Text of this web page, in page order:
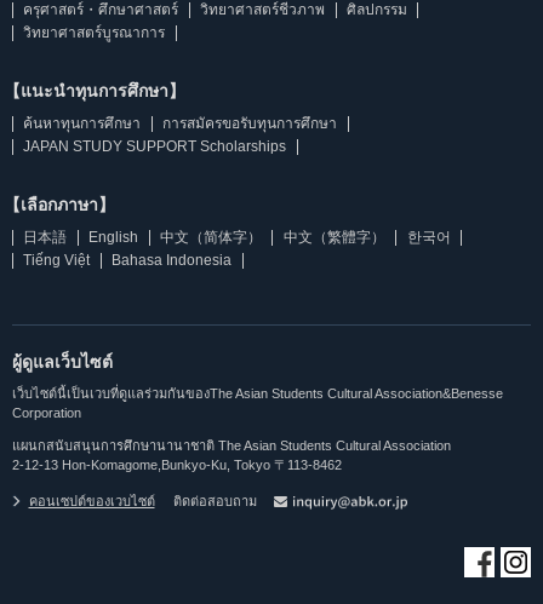
ครุศาสตร์・ศึกษาศาสตร์
วิทยาศาสตร์ชีวภาพ
ศิลปกรรม
วิทยาศาสตร์บูรณาการ
【แนะนำทุนการศึกษา】
ค้นหาทุนการศึกษา
การสมัครขอรับทุนการศึกษา
JAPAN STUDY SUPPORT Scholarships
【เลือกภาษา】
日本語 English 中文（简体字） 中文（繁體字）
한국어
Tiếng Việt
Bahasa Indonesia
ผู้ดูแลเว็บไซต์
เว็บไซต์นี้เป็นเวบที่ดูแลร่วมกันของThe Asian Students Cultural Association&Benesse
Corporation
แผนกสนับสนุนการศึกษานานาชาติ The Asian Students Cultural Association
2-12-13 Hon-Komagome,Bunkyo-Ku, Tokyo 〒113-8462
คอนเซปต์ของเวบไซต์ ติดต่อสอบถาม